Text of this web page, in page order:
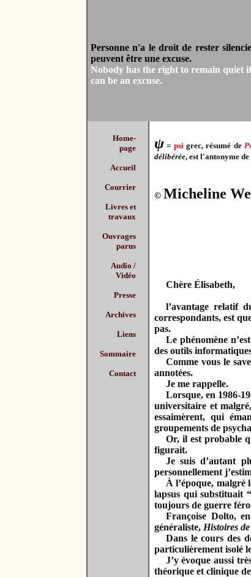
Personne n'a le droit de rester
peuvent être une excuse.
Nobody has the right to remain quiet
can be an excuse.
Home-
page
Accueil
Courrier
Livres et
travaux
Ouvrages
parus
Audio /
Vidéo
Presse
Archives
Liens
Sommaire
Contact
ψ = psi grec, résumé de
délibérée, est l'antonyme
© Micheline
Chère Élisabeth,
l’avantage relatif
correspondants, est
pas.
Le phénomène
des outils
Comme vous le
annotées.
Je me rappelle.
Lorsque, en 1986-
universitaire et
essaimèrent, qui
groupements de
Or, il est probable
figurait.
Je suis d’autant
personnellement
À l’époque, malgré
lapsus qui substituait
toujours de guerre
Françoise Dolto,
généraliste, Histoires
Dans le cours des
particulièrement isolé
J’y évoque aussi
théorique et clinique